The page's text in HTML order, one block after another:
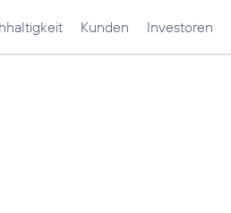
Kunden Investoren